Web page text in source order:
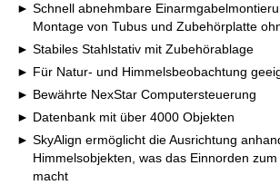
Schnell abnehmbare
Montage von Tubus und Zubehörplatte
Stabiles Stahlstativ mit Zubehörablage
Für Natur- und Himmelsbeobachtung
Bewährte NexStar Computersteuerung
Datenbank mit über 4000 Objekten
SkyAlign ermöglicht die Ausrichtung
Himmelsobjekten, was das Einnorden
macht